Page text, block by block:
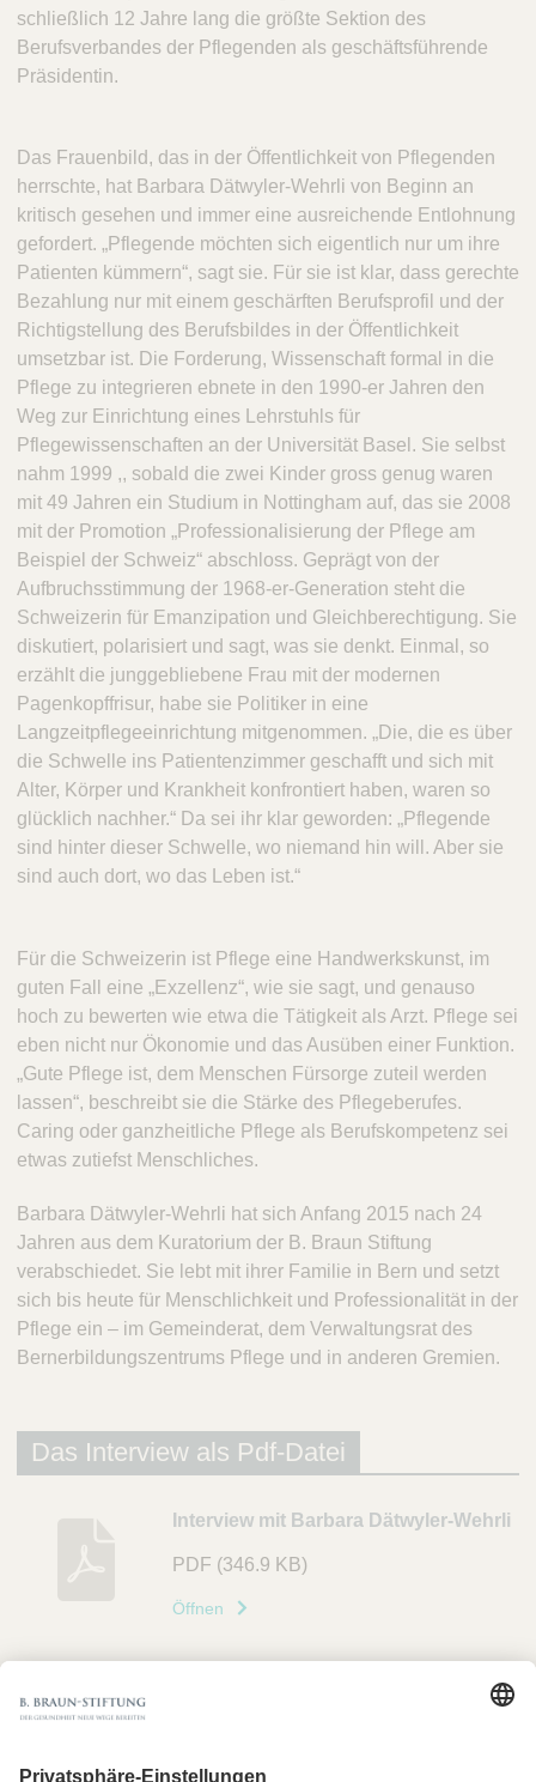
schließlich 12 Jahre lang die größte Sektion des
Berufsverbandes der Pflegenden als geschäftsführende
Präsidentin.
Das Frauenbild, das in der Öffentlichkeit von Pflegenden
herrschte, hat Barbara Dätwyler-Wehrli von Beginn an
kritisch gesehen und immer eine ausreichende Entlohnung
gefordert. „Pflegende möchten sich eigentlich nur um ihre
Patienten kümmern“, sagt sie. Für sie ist klar, dass gerechte
Bezahlung nur mit einem geschärften Berufsprofil und der
Richtigstellung des Berufsbildes in der Öffentlichkeit
umsetzbar ist. Die Forderung, Wissenschaft formal in die
Pflege zu integrieren ebnete in den 1990-er Jahren den
Weg zur Einrichtung eines Lehrstuhls für
Pflegewissenschaften an der Universität Basel. Sie selbst
nahm 1999 ,, sobald die zwei Kinder gross genug waren
mit 49 Jahren ein Studium in Nottingham auf, das sie 2008
mit der Promotion „Professionalisierung der Pflege am
Beispiel der Schweiz“ abschloss. Geprägt von der
Aufbruchsstimmung der 1968-er-Generation steht die
Schweizerin für Emanzipation und Gleichberechtigung. Sie
diskutiert, polarisiert und sagt, was sie denkt. Einmal, so
erzählt die junggebliebene Frau mit der modernen
Pagenkopffrisur, habe sie Politiker in eine
Langzeitpflegeeinrichtung mitgenommen. „Die, die es über
die Schwelle ins Patientenzimmer geschafft und sich mit
Alter, Körper und Krankheit konfrontiert haben, waren so
glücklich nachher.“ Da sei ihr klar geworden: „Pflegende
sind hinter dieser Schwelle, wo niemand hin will. Aber sie
sind auch dort, wo das Leben ist.“
Für die Schweizerin ist Pflege eine Handwerkskunst, im
guten Fall eine „Exzellenz“, wie sie sagt, und genauso
hoch zu bewerten wie etwa die Tätigkeit als Arzt. Pflege sei
eben nicht nur Ökonomie und das Ausüben einer Funktion.
„Gute Pflege ist, dem Menschen Fürsorge zuteil werden
lassen“, beschreibt sie die Stärke des Pflegeberufes.
Caring oder ganzheitliche Pflege als Berufskompetenz sei
etwas zutiefst Menschliches.
Barbara Dätwyler-Wehrli hat sich Anfang 2015 nach 24
Jahren aus dem Kuratorium der B. Braun Stiftung
verabschiedet. Sie lebt mit ihrer Familie in Bern und setzt
sich bis heute für Menschlichkeit und Professionalität in der
Pflege ein – im Gemeinderat, dem Verwaltungsrat des
Bernerbildungszentrums Pflege und in anderen Gremien.
Das Interview als Pdf-Datei
B
s
c
r
Interview mit Barbara Dätwyler-Wehrli
PDF (346.9 KB)
Öffnen